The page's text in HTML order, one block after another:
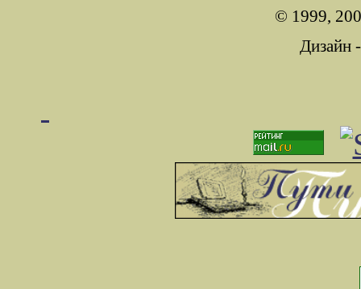
© 1999,
Дизайн